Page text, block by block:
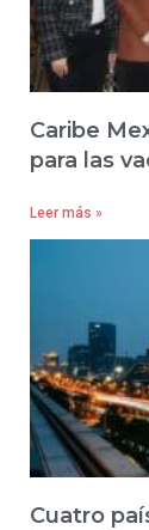
Caribe
para las
Leer más »
Cuatro